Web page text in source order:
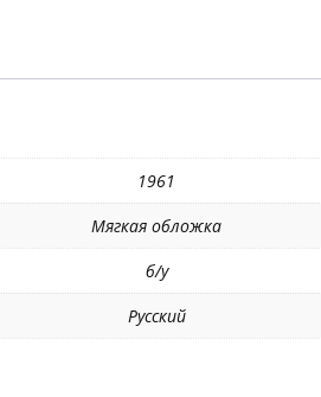
1961
Мягкая обложка
б/у
Русский